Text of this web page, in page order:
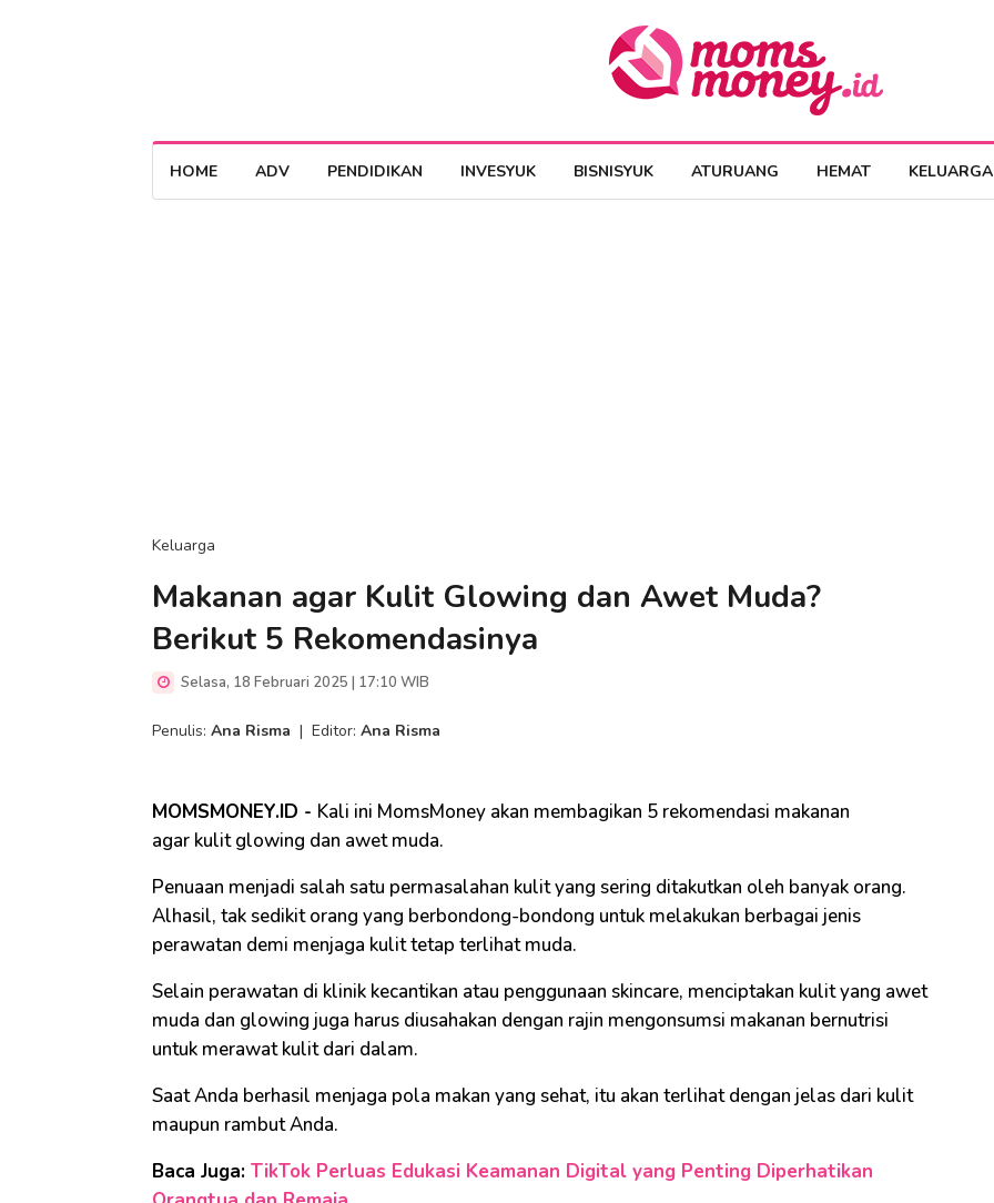
HOME ADV PENDIDIKAN INVESYUK BISNISYUK ATURUANG HEMAT KELUARGA
Keluarga
Makanan agar Kulit Glowing dan Awet Muda?
Berikut 5 Rekomendasinya
Selasa, 18 Februari 2025 | 17:10 WIB
Penulis: Ana Risma | Editor: Ana Risma
MOMSMONEY.ID - Kali ini MomsMoney akan membagikan 5 rekomendasi makanan
agar kulit glowing dan awet muda.
Penuaan menjadi salah satu permasalahan kulit yang sering ditakutkan oleh banyak orang.
Alhasil, tak sedikit orang yang berbondong-bondong untuk melakukan berbagai jenis
perawatan demi menjaga kulit tetap terlihat muda.
Selain perawatan di klinik kecantikan atau penggunaan skincare, menciptakan kulit yang awet
muda dan glowing juga harus diusahakan dengan rajin mengonsumsi makanan bernutrisi
untuk merawat kulit dari dalam.
Saat Anda berhasil menjaga pola makan yang sehat, itu akan terlihat dengan jelas dari kulit
maupun rambut Anda.
Baca Juga: TikTok Perluas Edukasi Keamanan Digital yang Penting Diperhatikan